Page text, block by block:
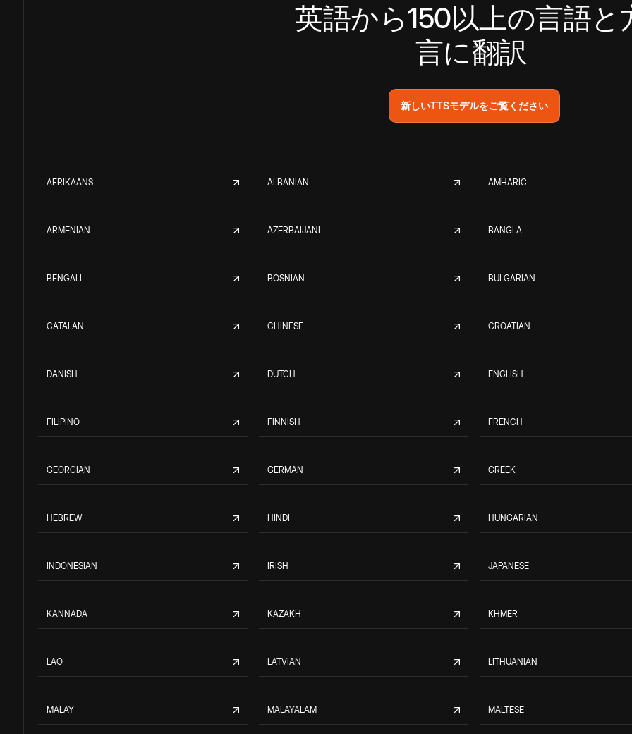
英語から150以上の言語と
言に翻訳
新しいTTSモデルをご覧ください
AFRIKAANS ALBANIAN AMHARIC
ARMENIAN AZERBAIJANI BANGLA
BENGALI BOSNIAN BULGARIAN
CATALAN CHINESE CROATIAN
DANISH DUTCH ENGLISH
FILIPINO FINNISH FRENCH
GEORGIAN GERMAN GREEK
HEBREW HINDI HUNGARIAN
INDONESIAN IRISH JAPANESE
KANNADA KAZAKH KHMER
LAO LATVIAN LITHUANIAN
MALAY MALAYALAM MALTESE